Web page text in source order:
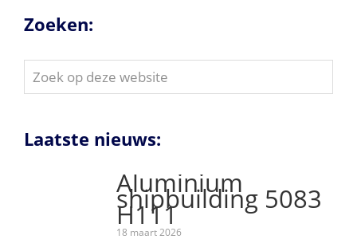
Zoeken:
Zoek
op
website
Laatste nieuws:
Aluminium
shipbuilding 5083
H111
18 maart 2026